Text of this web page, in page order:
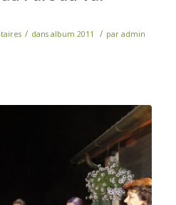
/ dans album 2011 / par admin